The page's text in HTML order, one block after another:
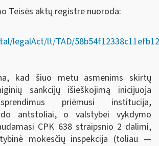
Teisės aktų registre nuoroda:
legalAct/lt/TAD/
kad šiuo metu asmenims skirtų
sankcijų išieškojimą inicijuoja
priėmusi institucija,
antstoliai, o valstybei vykdymo
CPK 638 straipsnio 2 dalimi,
mokesčių inspekcija (toliau —